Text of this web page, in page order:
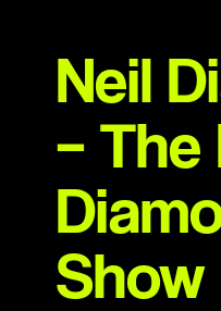
Neil
– The